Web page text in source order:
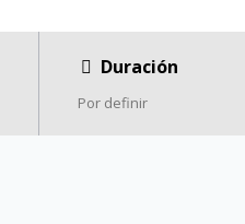
Duración
Por definir